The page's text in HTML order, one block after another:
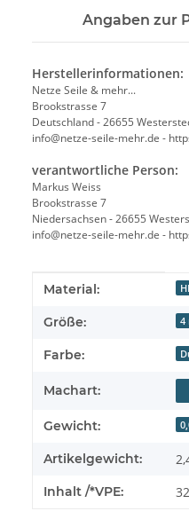
Angaben zur
Herstellerinformationen:
Netze Seile & mehr...
Brookstrasse 7
Deutschland - 26655
info@netze-seile-mehr.de -
verantwortliche Person:
Markus Weiss
Brookstrasse 7
Niedersachsen - 26655
info@netze-seile-mehr.de -
Produkteigenschaft
Wert
Material:
Größe: 4
Farbe:
Machart:
Gewicht:
Artikelgewicht:
Inhalt /*VPE: